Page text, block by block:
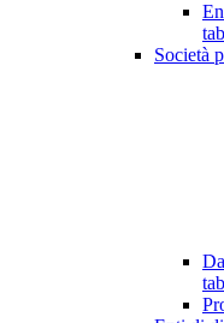
Società